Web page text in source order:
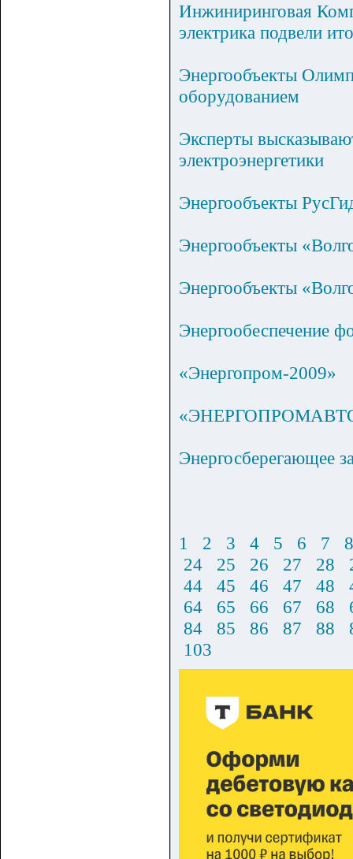
Инжиниринговая
электрика подвели
Энергообъекты
оборудованием
Эксперты
электроэнергетики
Энергообъекты
Энергообъекты
Энергообъекты
Энергообеспечение
«Энергопром-2009»
Энергосберегающее
1 2 3 4 5 6 7
8
24
25 26 27 28
44
45 46 47 48
64
65 66 67 68
84
85 86 87 88
103